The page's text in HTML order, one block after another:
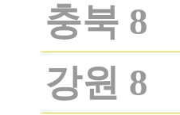
충북 8
강원 8